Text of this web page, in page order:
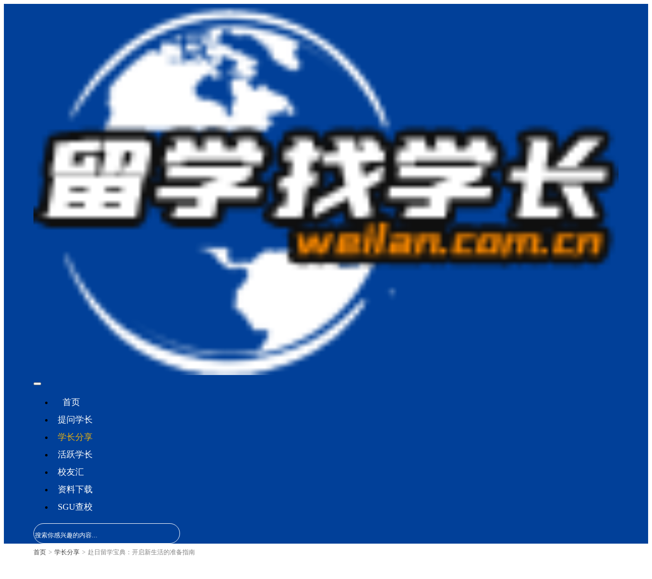
首页
提问学长
学长分享
活跃学长
校友汇
资料下载
SGU查校
首页 > 学长分享 > 赴日留学宝典：开启新生活的准备指南